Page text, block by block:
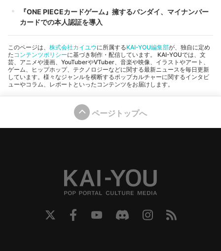
『ONE PIECEカードゲーム』擁するバンダイ、マイナンバー
カードでの本人認証を導入
このページは、 株式会社カイユウに所属するKAI-YOU編集部が、独自に定め
たコンテンツポリシーに基づき制作・配信しています。 KAI-YOUでは、文
芸、アニメや漫画、YouTuberやVTuber、音楽や映像、イラストやアート、
ゲーム、ヒップホップ、テクノロジーなどに関する最新ニュースを毎日更新
しています。様々なジャンルを横断するポップカルチャーに関するインタビ
ューやコラム、レポートといったコンテンツをお届けします。
ページトップへ